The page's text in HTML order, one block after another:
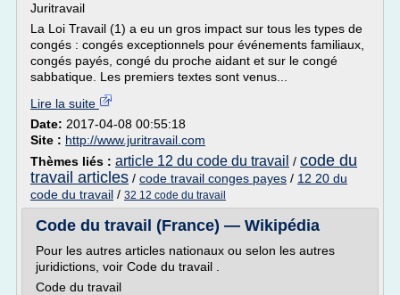
Juritravail
La Loi Travail (1) a eu un gros impact sur tous les types de
congés : congés exceptionnels pour événements familiaux,
congés payés, congé du proche aidant et sur le congé
sabbatique. Les premiers textes sont venus...
Lire la suite
Date: 2017-04-08 00:55:18
Site : http://www.juritravail.com
Thèmes liés : article 12 du code du travail / code du
travail articles / code travail conges payes / 12 20 du
code du travail / 32 12 code du travail
Code du travail (France) — Wikipédia
Pour les autres articles nationaux ou selon les autres
juridictions, voir Code du travail .
Code du travail